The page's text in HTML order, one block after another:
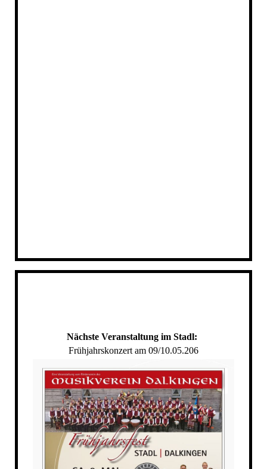
Nächste Veranstaltung im Stadl:
Frühjahrskonzert am 09/10.05.206